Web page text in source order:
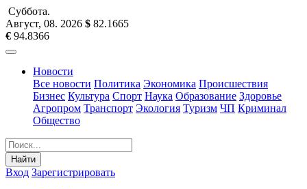
Суббота.
Август, 08. 2026 $ 82.1665
€ 94.8366
Новости
Все новости Политика Экономика Происшествия
Бизнес Культура Спорт Наука Образование Здоровье
Агропром Транспорт Экология Туризм ЧП Криминал
Общество
Найти
Вход Зарегистрировать